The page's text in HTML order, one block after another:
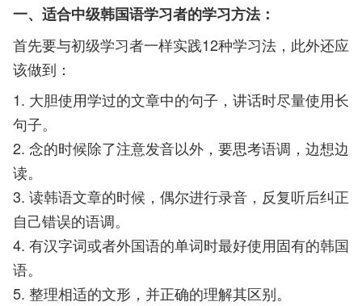
一、适合中级韩国语学习者的学习方法：
首先要与初级学习者一样实践12种学习法，此外还应
该做到：
1. 大胆使用学过的文章中的句子，讲话时尽量使用长
句子。
2. 念的时候除了注意发音以外，要思考语调，边想边
读。
3. 读韩语文章的时候，偶尔进行录音，反复听后纠正
自己错误的语调。
4. 有汉字词或者外国语的单词时最好使用固有的韩国
语。
5. 整理相适的文形，并正确的理解其区别。